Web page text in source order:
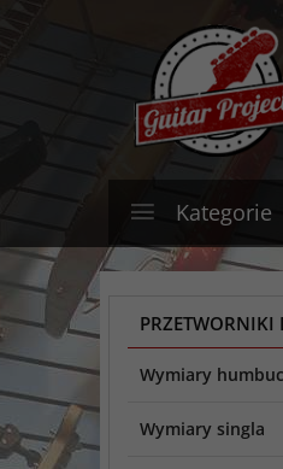
Kategorie
PRZETWORNIKI
Wymiary
Wymiary singla